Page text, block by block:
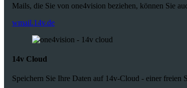
Mails, die Sie von one4vision beziehen, können Sie
wmail.14v.de
14v Cloud
Speichern Sie Ihre Daten auf 14v-Cloud - einer freien